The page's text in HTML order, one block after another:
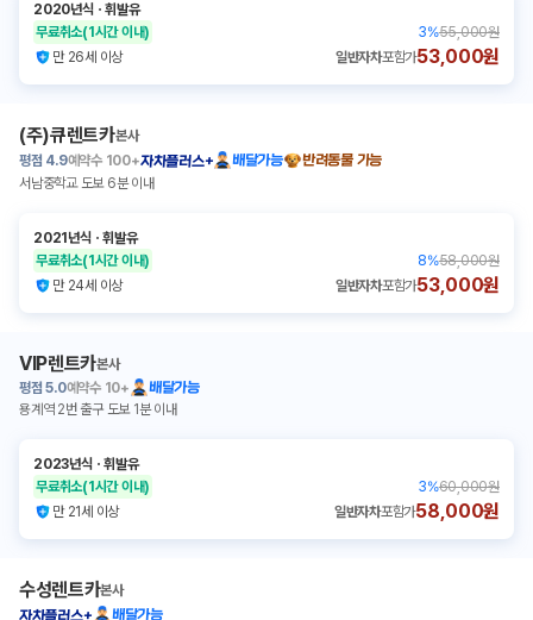
2020년식 ㆍ휘발유
무료취소(1시간 이내) 3%55,000원
만 26세 이상
일반자차포함가53,000원
(주)큐렌트카본사
평점 4.9예약수 100+자차플러스+ 배달가능
반려동물 가능
서남중학교 도보 6분 이내
2021년식 ㆍ휘발유
무료취소(1시간 이내) 8%58,000원
만 24세 이상
일반자차포함가53,000원
VIP렌트카본사
평점 5.0예약수 10+
배달가능
용계역 2번 출구 도보 1분 이내
2023년식 ㆍ휘발유
무료취소(1시간 이내) 3%60,000원
만 21세 이상
일반자차포함가58,000원
수성렌트카본사
자차플러스+
배달가능